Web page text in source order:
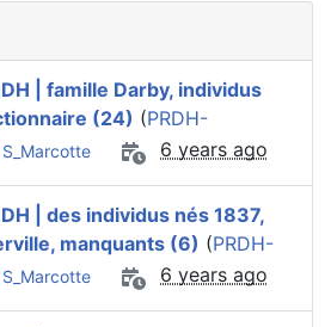
| famille Darby, individus
(24) (PRDH-
6 years ago
| des individus nés 1837,
manquants (6) (PRDH-
6 years ago